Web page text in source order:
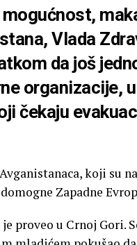
Vlada
da još
organizacije,
čekaju
koji su
Zapadne
proveo u Crnoj Gori.